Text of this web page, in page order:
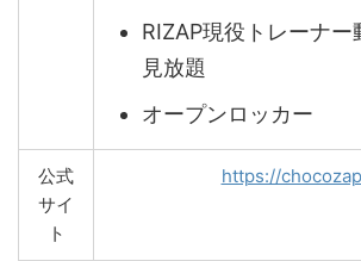
RIZAP現役トレーナー
見放題
オープンロッカー
公式
サイ
ト
https://